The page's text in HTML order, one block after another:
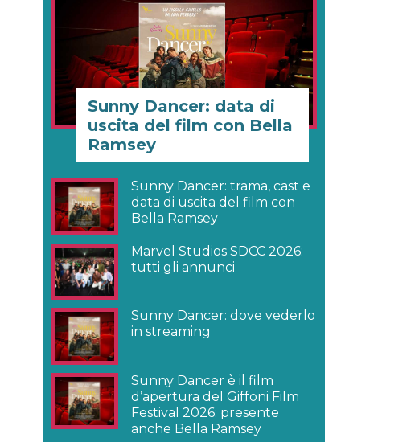
Sunny Dancer: data di
uscita del film con Bella
Ramsey
Sunny Dancer: trama, cast e
data di uscita del film con
Bella Ramsey
Marvel Studios SDCC 2026:
tutti gli annunci
Sunny Dancer: dove vederlo
in streaming
Sunny Dancer è il film
d’apertura del Giffoni Film
Festival 2026: presente
anche Bella Ramsey